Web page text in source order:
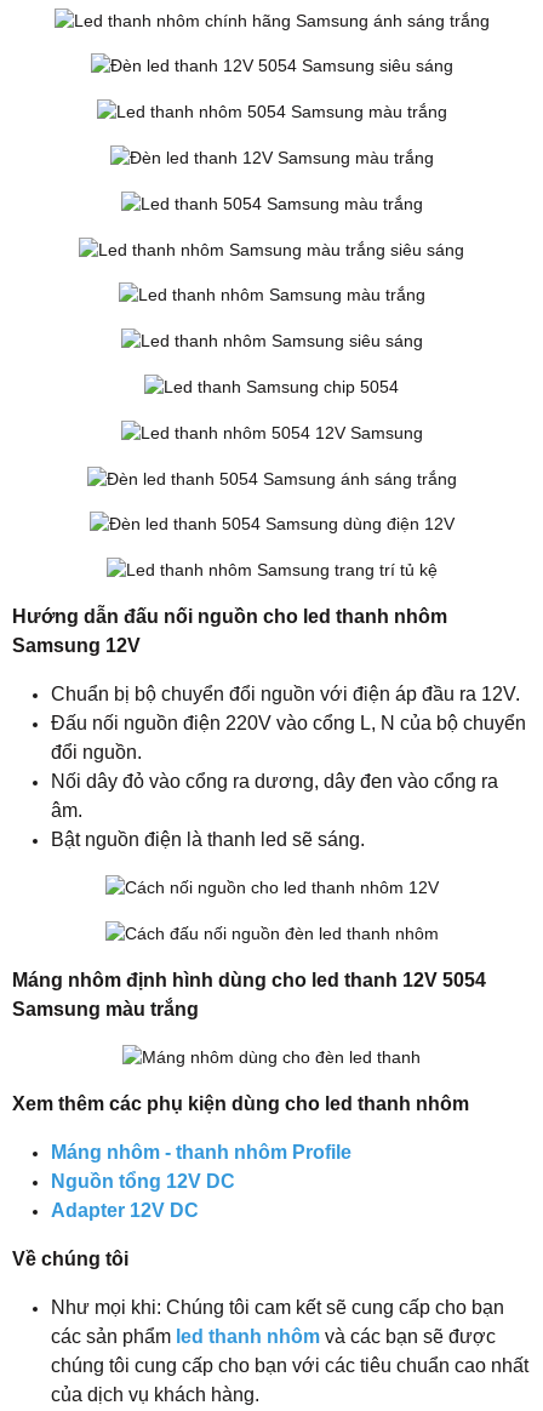
Hướng dẫn đấu nối nguồn cho led thanh nhôm
Samsung 12V
Chuẩn bị bộ chuyển đổi nguồn với điện áp đầu ra 12V.
Đấu nối nguồn điện 220V vào cổng L, N của bộ chuyển
đổi nguồn.
Nối dây đỏ vào cổng ra dương, dây đen vào cổng ra
âm.
Bật nguồn điện là thanh led sẽ sáng.
Máng nhôm định hình dùng cho led thanh 12V 5054
Samsung màu trắng
Xem thêm các phụ kiện dùng cho led thanh nhôm
Máng nhôm - thanh nhôm Profile
Nguồn tổng 12V DC
Adapter 12V DC
Về chúng tôi
Như mọi khi: Chúng tôi cam kết sẽ cung cấp cho bạn
các sản phẩm led thanh nhôm và các bạn sẽ được
chúng tôi cung cấp cho bạn với các tiêu chuẩn cao nhất
của dịch vụ khách hàng.